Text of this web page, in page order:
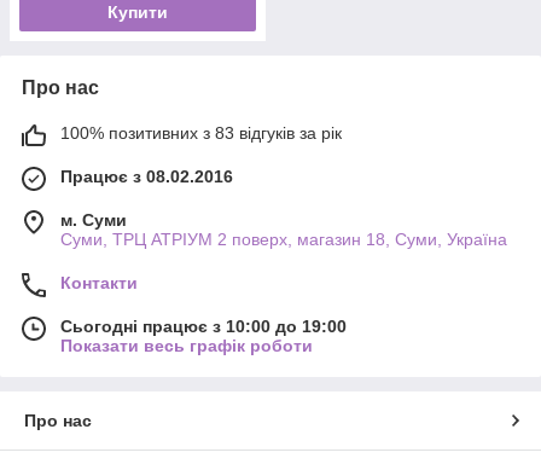
Купити
Про нас
100% позитивних з 83 відгуків за рік
Працює з 08.02.2016
м. Суми
Суми, ТРЦ АТРІУМ 2 поверх, магазин 18, Суми, Україна
Контакти
Сьогодні працює з 10:00 до 19:00
Показати весь графік роботи
Про нас